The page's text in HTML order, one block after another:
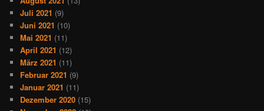
Juli 2021 (9)
Juni 2021 (10)
Mai 2021 (11)
April 2021 (12)
März 2021 (11)
Februar 2021 (9)
Januar 2021 (11)
Dezember 2020 (15)